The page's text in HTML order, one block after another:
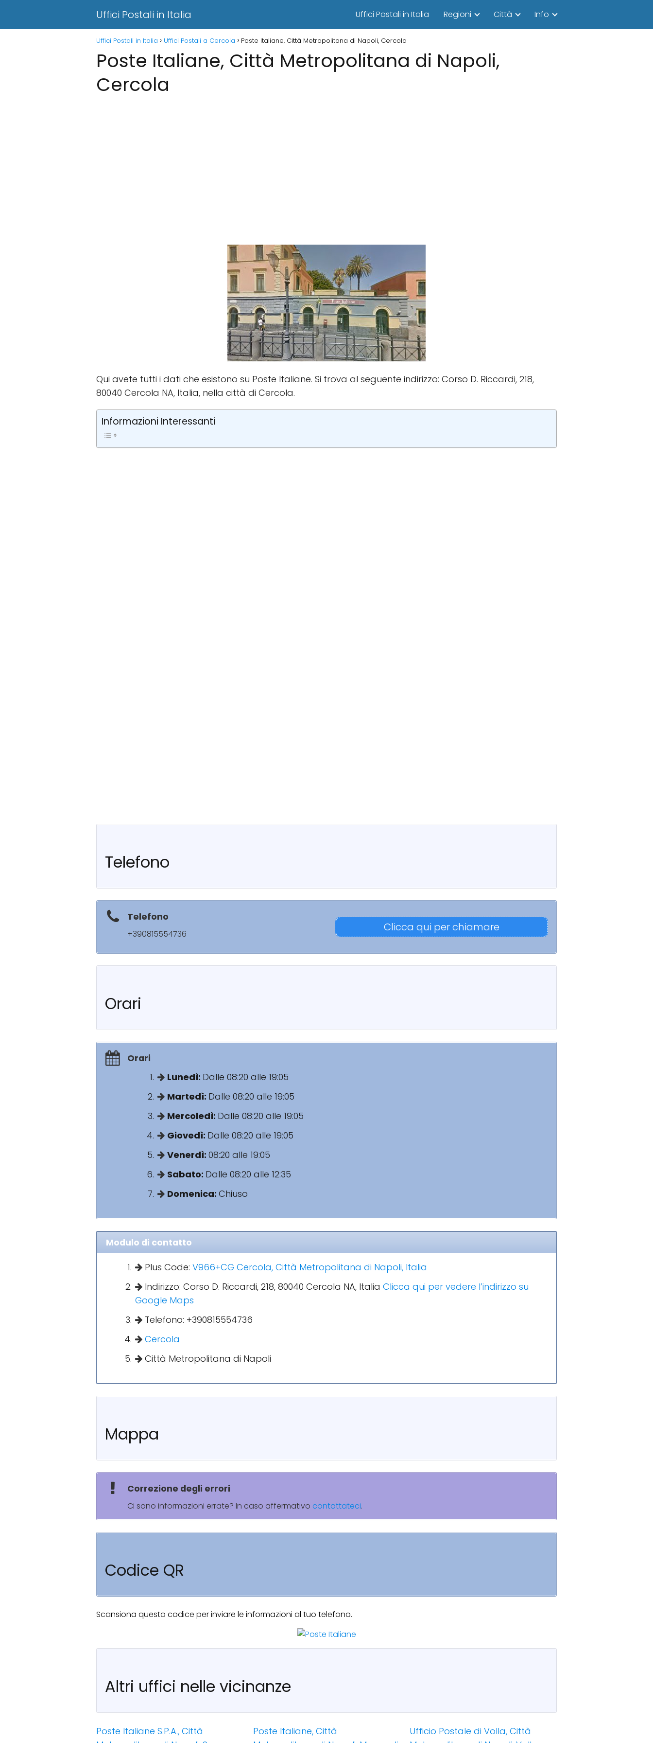
Uffici Postali in Italia Uffici Postali in Italia Regioni Città Info
Uffici Postali in Italia Uffici Postali a Cercola Poste Italiane, Città Metropolitana di Napoli, Cercola
Poste Italiane, Città Metropolitana di Napoli,
Cercola
Qui avete tutti i dati che esistono su Poste Italiane. Si trova al seguente indirizzo: Corso D. Riccardi, 218,
80040 Cercola NA, Italia, nella città di Cercola.
Informazioni Interessanti
Telefono
Telefono
+390815554736
Clicca qui per chiamare
Orari
Orari
Lunedì: Dalle 08:20 alle 19:05
Martedì: Dalle 08:20 alle 19:05
Mercoledì: Dalle 08:20 alle 19:05
Giovedì: Dalle 08:20 alle 19:05
Venerdì: 08:20 alle 19:05
Sabato: Dalle 08:20 alle 12:35
Domenica: Chiuso
Modulo di contatto
Plus Code: V966+CG Cercola, Città Metropolitana di Napoli, Italia
Indirizzo: Corso D. Riccardi, 218, 80040 Cercola NA, Italia Clicca qui per vedere l’indirizzo su
Google Maps
Telefono: +390815554736
Cercola
Città Metropolitana di Napoli
Mappa
Correzione degli errori
Ci sono informazioni errate? In caso affermativo contattateci.
Codice QR
Scansiona questo codice per inviare le informazioni al tuo telefono.
Altri uffici nelle vicinanze
Poste Italiane S.P.A., Città
Poste Italiane, Città
Ufficio Postale di Volla, Città